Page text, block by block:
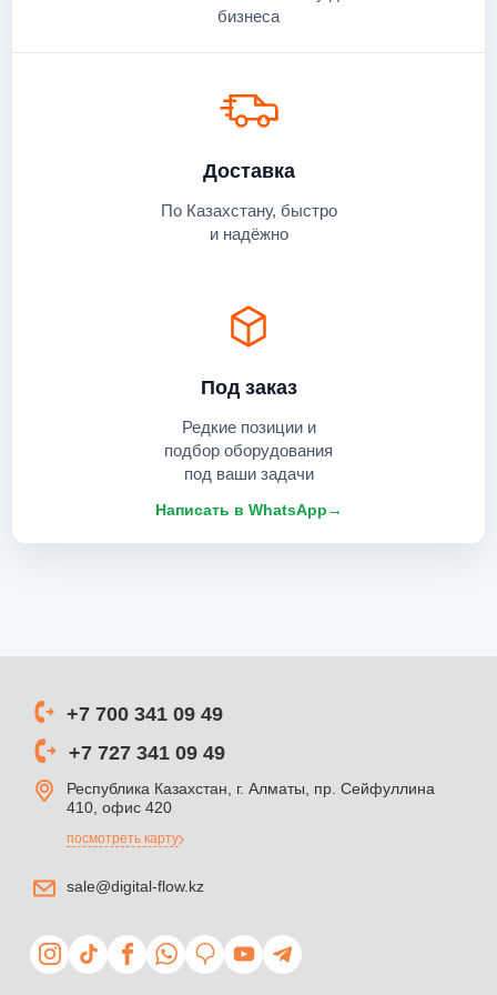
бизнеса
Под заказ
Редкие позиции и
подбор оборудования
под ваши задачи
Написать в WhatsApp→
Доставка
По Казахстану, быстро
и надёжно
+7 700 341 09 49
+7 727 341 09 49
Республика Казахстан, г. Алматы, пр. Сейфуллина
410, офис 420
посмотреть карту
sale@digital-flow.kz